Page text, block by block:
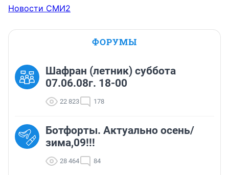
Новости СМИ2
ФОРУМЫ
Шафран (летник) суббота
07.06.08г. 18-00
22 823 178
Ботфорты. Актуально осень/
зима,09!!!
28 464 84